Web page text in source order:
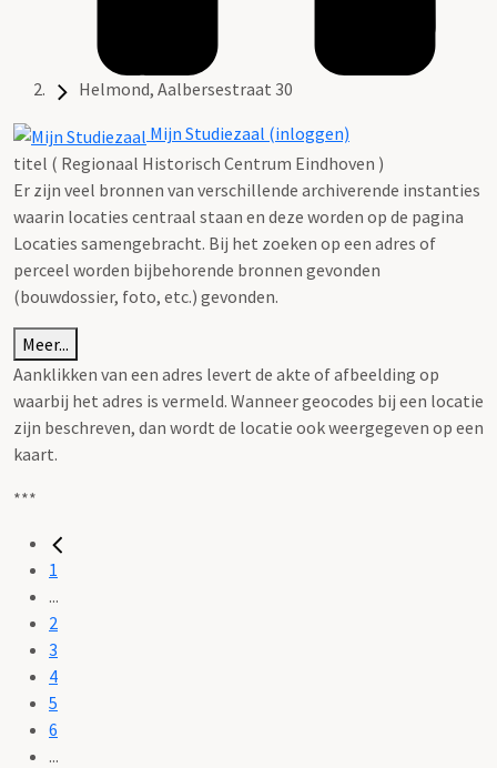
Helmond, Aalbersestraat 30
Mijn Studiezaal (inloggen)
titel ( Regionaal Historisch Centrum Eindhoven )
Er zijn veel bronnen van verschillende archiverende instanties
waarin locaties centraal staan en deze worden op de pagina
Locaties samengebracht. Bij het zoeken op een adres of
perceel worden bijbehorende bronnen gevonden
(bouwdossier, foto, etc.) gevonden.
Meer...
Aanklikken van een adres levert de akte of afbeelding op
waarbij het adres is vermeld. Wanneer geocodes bij een locatie
zijn beschreven, dan wordt de locatie ook weergegeven op een
kaart.
***
1
...
2
3
4
5
6
...